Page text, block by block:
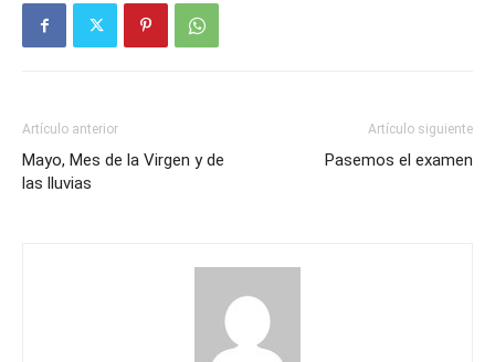
Artículo anterior
Mayo, Mes de la Virgen y de
las lluvias
Artículo siguiente
Pasemos el examen